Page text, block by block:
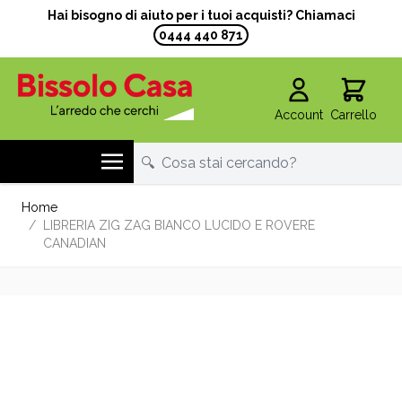
Hai bisogno di aiuto per i tuoi acquisti? Chiamaci
0444 440 871
Account Carrello
Home
/
LIBRERIA ZIG ZAG BIANCO LUCIDO E ROVERE
CANADIAN